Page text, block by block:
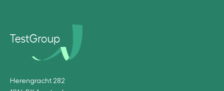
Herengracht 282